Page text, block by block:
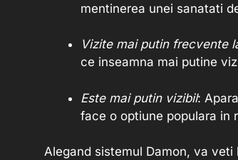
mentinerea unei sanatati
Vizite mai putin frecvente
ce inseamna mai putine
Este mai putin vizibil:
face o optiune populara in
Alegand sistemul Damon, va